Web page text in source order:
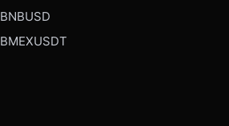
BNBUSD
BMEXUSDT